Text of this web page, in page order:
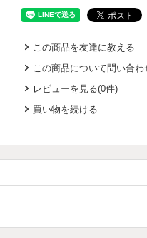
この商品を友達に教える
この商品について問い合わ
レビューを見る(0件)
買い物を続ける